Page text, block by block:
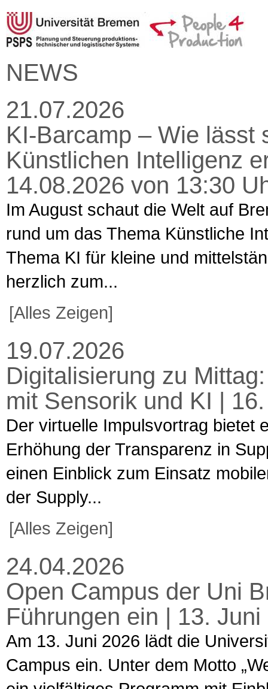
NEWS
21.07.2026
KI-Barcamp – Wie lässt
Künstlichen Intelligenz
14.08.2026 von 13:30
Im August schaut die Welt auf
rund um das Thema Künstliche
Thema KI für kleine und
herzlich zum...
[Alles Zeigen]
19.07.2026
Digitalisierung zu
mit Sensorik und KI |
Der virtuelle Impulsvortrag bietet
Erhöhung der Transparenz in
einen Einblick zum Einsatz
der Supply...
[Alles Zeigen]
24.04.2026
Open Campus der Uni
Führungen ein | 13.
Am 13. Juni 2026 lädt die
Campus ein. Unter dem Motto